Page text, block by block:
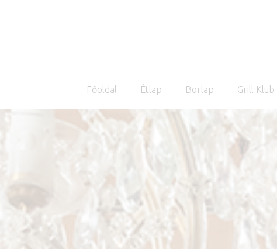
Főoldal Étlap Borlap Grill Klub